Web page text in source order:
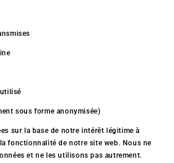
sous forme anonymisée)
sur la base de notre intérêt légitime à
fonctionnalité de notre site web. Nous ne
et ne les utilisons pas autrement.